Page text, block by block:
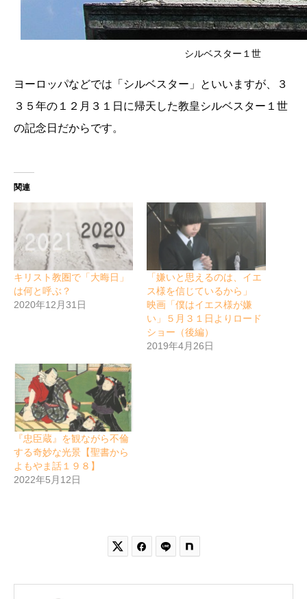
シルベスター１世
ヨーロッパなどでは「シルベスター」といいますが、３
３５年の１２月３１日に帰天した教皇シルベスター１世
の記念日だからです。
関連
キリスト教圏で「大晦日」
は何と呼ぶ？
2020年12月31日
「嫌いと思えるのは、イエ
ス様を信じているから」
映画「僕はイエス様が嫌
い」５月３１日よりロード
ショー（後編）
2019年4月26日
『忠臣蔵』を観ながら不倫
する奇妙な光景【聖書から
よもやま話１９８】
2022年5月12日
 